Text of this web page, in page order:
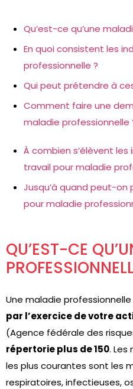
Qu’est-ce qu’une
En quoi consistent les
professionnelle ?
Qui peut prétendre à
Comment faire une
maladie professionnelle
À combien s’élèvent
travail pour maladie
Jusqu’à quand peut-on
pour maladie
QU’EST-CE
Une maladie
par l’exercice de votre
(Agence fédérale des
répertorie plus de 150. Les
les plus courantes sont les
respiratoires, infectieuses,